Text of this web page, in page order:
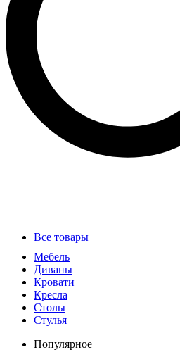
Все товары
Мебель
Диваны
Кровати
Кресла
Столы
Стулья
Популярное